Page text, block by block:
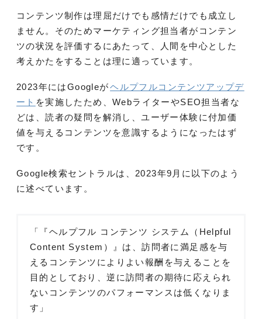
コンテンツ制作は理屈だけでも感情だけでも成立し
ません。そのためマーケティング担当者がコンテン
ツの状況を評価するにあたって、人間を中心とした
考えかたをすることは理に適っています。
2023年にはGoogleがヘルプフルコンテンツアップデ
ート を実施したため、WebライターやSEO担当者な
どは、読者の疑問を解消し、ユーザー体験に付加価
値を与えるコンテンツを意識するようになったはず
です。
Google検索セントラルは、2023年9月に以下のよう
に述べています。
「『ヘルプフル コンテンツ システム（Helpful
Content System）』は、訪問者に満足感を与
えるコンテンツによりよい報酬を与えることを
目的としており、逆に訪問者の期待に応えられ
ないコンテンツのパフォーマンスは低くなりま
す」